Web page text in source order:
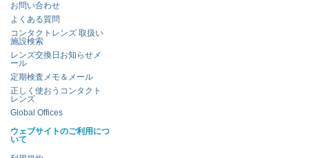
お問い合わせ
よくある質問
コンタクトレンズ 取扱い
施設検索
レンズ交換日お知らせメ
ール
定期検査メモ＆メール
正しく使おうコンタクト
レンズ
Global Offices
ウェブサイトのご利用につ
いて